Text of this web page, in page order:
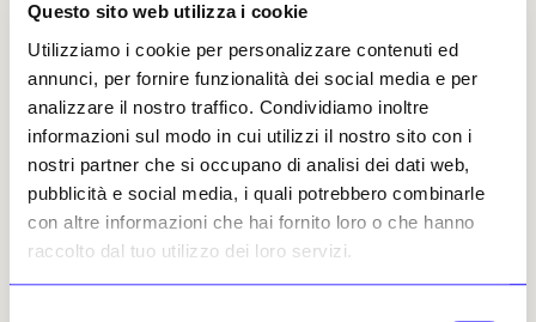
Questo sito web utilizza i cookie
Utilizziamo i cookie per personalizzare contenuti ed
annunci, per fornire funzionalità dei social media e per
analizzare il nostro traffico. Condividiamo inoltre
informazioni sul modo in cui utilizzi il nostro sito con i
nostri partner che si occupano di analisi dei dati web,
pubblicità e social media, i quali potrebbero combinarle
con altre informazioni che hai fornito loro o che hanno
raccolto dal tuo utilizzo dei loro servizi.
magazzini nel Regno Unito, tra cui dipinti
senza nome diPicassoeAndy Warhol.
L’Ntfiu ha ottenuto un ordine di confisca più
tardi nello stesso anno.
L’unità del Comando antiterrorismo ha
dichiarato che: «Le opere, del valore di quasi 1
milione di sterline, saranno vendute e i fondi saranno
reinvestiti nella polizia, nel Cps(Crown Prosecution
Service,Ndr)e nel Ministero degli Interni del Regno